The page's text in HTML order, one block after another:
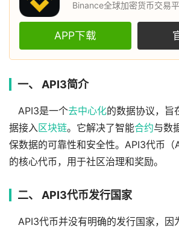
Binance全球加密货币交易
APP下载
一、 API3简介
API3是一个去中心化的数据协议，旨
据接入 区块链。它解决了智能合约与数
保数据的可靠性和安全性。API3代币（
的核心代币，用于社区治理和奖励。
二、 API3代币发行国家
API3代币并没有明确的发行国家，因